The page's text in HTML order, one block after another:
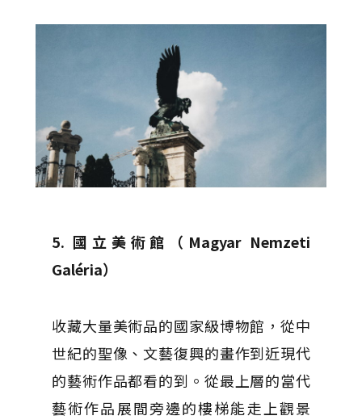
5. 國立美術館（Magyar Nemzeti
Galéria）
收藏大量美術品的國家級博物館，從中
世紀的聖像、文藝復興的畫作到近現代
的藝術作品都看的到。從最上層的當代
藝術作品展間旁邊的樓梯能走上觀景